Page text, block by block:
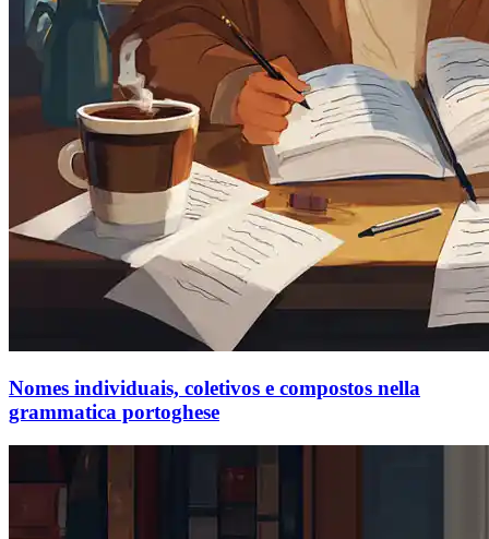
Nomes individuais, coletivos e compostos nella
grammatica portoghese